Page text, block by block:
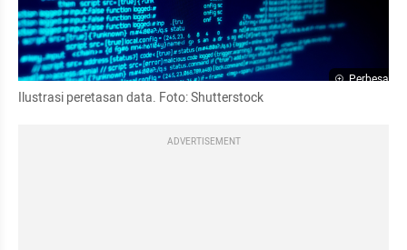
Perbesar
Ilustrasi peretasan data. Foto: Shutterstock
ADVERTISEMENT